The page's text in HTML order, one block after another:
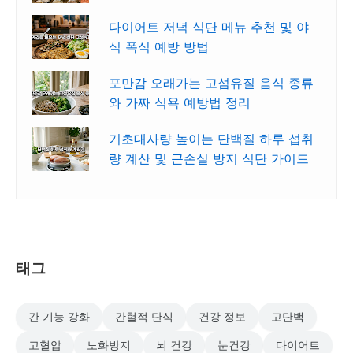
다이어트 저녁 식단 메뉴 추천 및 야
식 폭식 예방 방법
포만감 오래가는 고섬유질 음식 종류
와 가짜 식욕 예방법 정리
기초대사량 높이는 단백질 하루 섭취
량 계산 및 근손실 방지 식단 가이드
태그
간 기능 강화 간헐적 단식 건강 정보 고단백
고혈압 노화방지 뇌 건강 눈건강 다이어트